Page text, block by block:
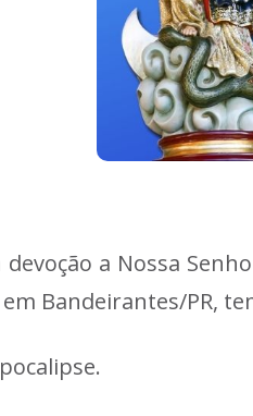
a Nossa
Bandeirantes/PR,